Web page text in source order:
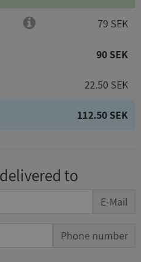
79 SEK
90 SEK
22.50 SEK
112.50 SEK
to
E-Mail
Phone number